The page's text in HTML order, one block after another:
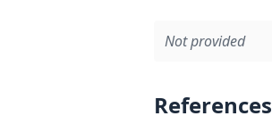
Not provided
References